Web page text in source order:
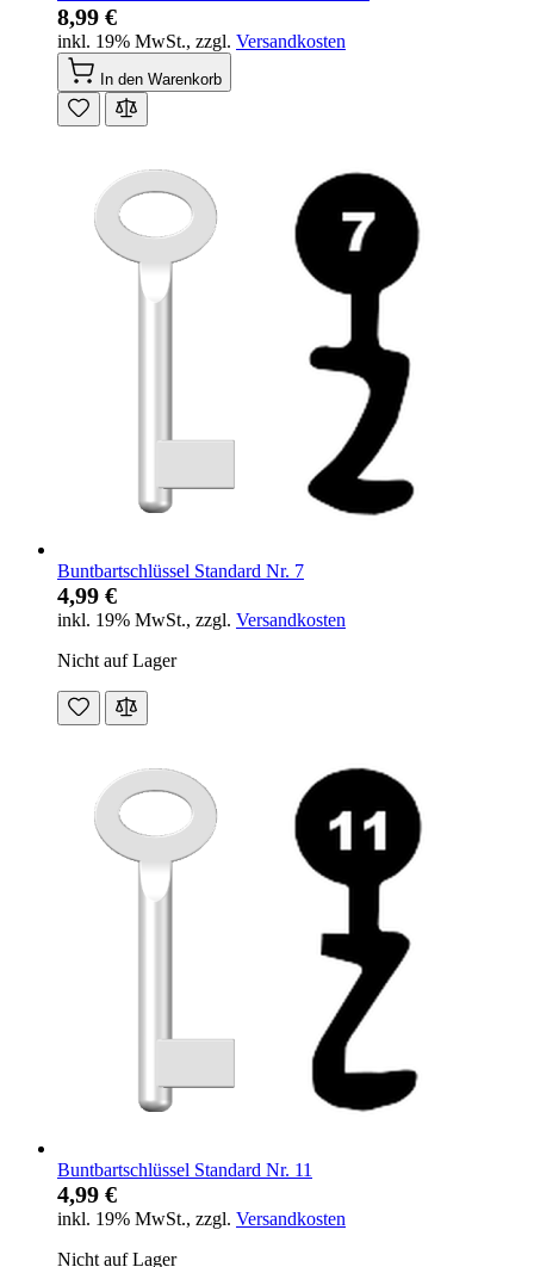
8,99 €
inkl. 19% MwSt., zzgl. Versandkosten
In den Warenkorb
Buntbartschlüssel Standard Nr. 7
4,99 €
inkl. 19% MwSt., zzgl. Versandkosten
Nicht auf Lager
Buntbartschlüssel Standard Nr. 11
4,99 €
inkl. 19% MwSt., zzgl. Versandkosten
Nicht auf Lager